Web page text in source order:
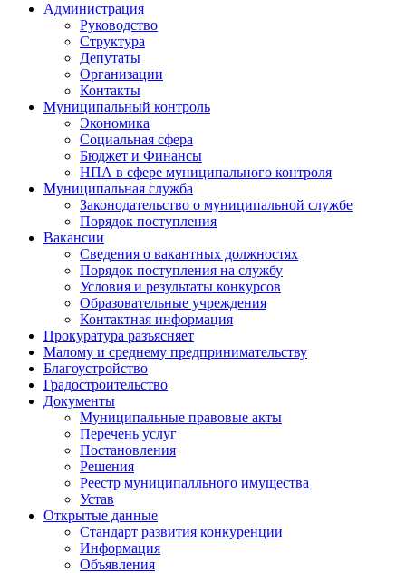
Администрация
Руководство
Структура
Депутаты
Организации
Контакты
Муниципальный контроль
Экономика
Социальная сфера
Бюджет и Финансы
НПА в сфере муниципального контроля
Муниципальная служба
Законодательство о муниципальной службе
Порядок поступления
Вакансии
Сведения о вакантных должностях
Порядок поступления на службу
Условия и результаты конкурсов
Образовательные учреждения
Контактная информация
Прокуратура разъясняет
Малому и среднему предпринимательству
Благоустройство
Градостроительство
Документы
Муниципальные правовые акты
Перечень услуг
Постановления
Решения
Реестр муниципалльного имущества
Устав
Открытые данные
Стандарт развития конкуренции
Информация
Объявления